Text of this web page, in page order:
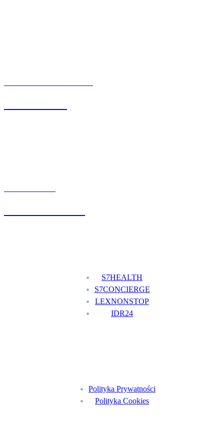
S7HEALTH
S7CONCIERGE
LEXNONSTOP
IDR24
Polityka Prywatności
Polityka Cookies